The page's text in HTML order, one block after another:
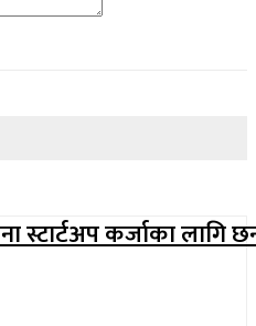
स्टार्टअप कर्जाका लागि